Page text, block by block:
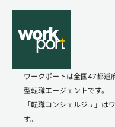
ワークポートは全国47都道
型転職エージェントです。
「転職コンシェルジュ」は
す。